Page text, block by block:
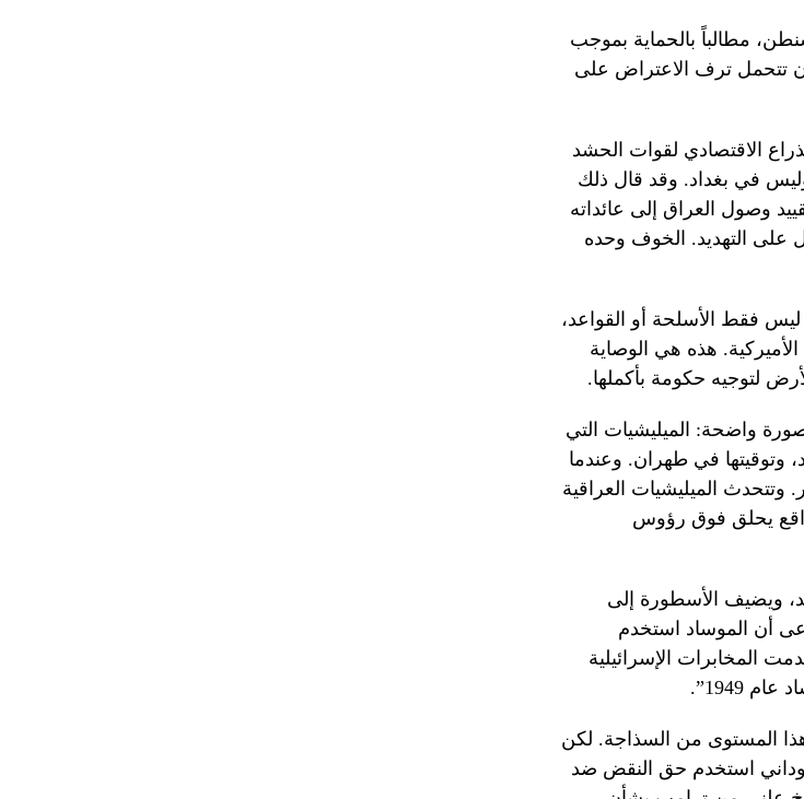
مطالباً بالحماية بموجب
أن تتحمل ترف الاعتراض على
الاقتصادي لقوات الحشد
في بغداد. وقد قال ذلك
وصول العراق إلى عائداته
على التهديد. الخوف وحده
ليس فقط الأسلحة أو القواعد،
هذه هي الوصاية
لتوجيه حكومة بأكملها.
واضحة: الميليشيات التي
في طهران. وعندما
الميليشيات العراقية
يحلق فوق رؤوس
ويضيف الأسطورة إلى
أن الموساد استخدم
المخابرات الإسرائيلية
1949”.
المستوى من السذاجة. لكن
استخدم حق النقض ضد